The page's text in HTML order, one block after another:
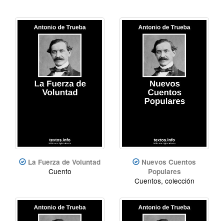
La Fuerza de Voluntad
Cuento
Nuevos Cuentos
Populares
Cuentos, colección